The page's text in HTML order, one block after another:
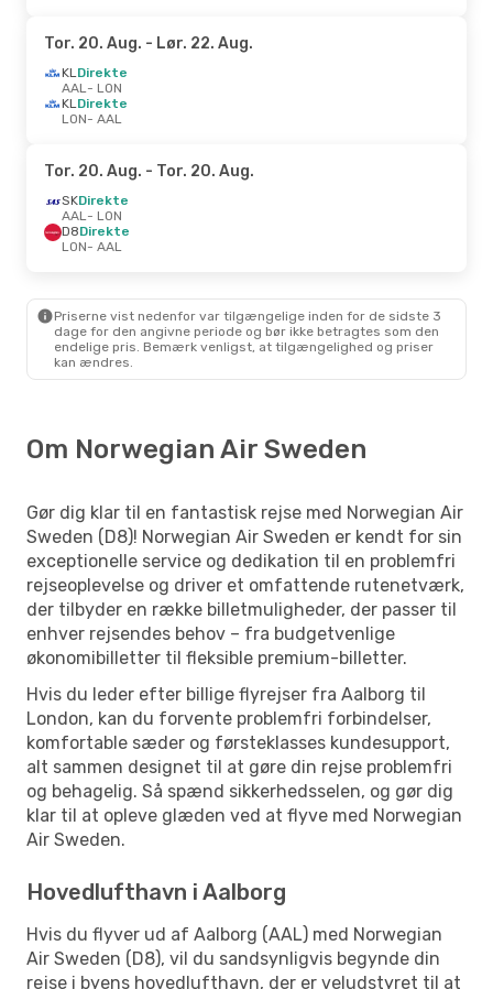
Tor. 20. Aug. - Lør. 22. Aug.
KLDirekte
AAL- LON
KLDirekte
LON- AAL
Tor. 20. Aug. - Tor. 20. Aug.
SKDirekte
AAL- LON
D8Direkte
LON- AAL
Priserne vist nedenfor var tilgængelige inden for de sidste 3
dage for den angivne periode og bør ikke betragtes som den
endelige pris. Bemærk venligst, at tilgængelighed og priser
kan ændres.
Om Norwegian Air Sweden
Gør dig klar til en fantastisk rejse med Norwegian Air
Sweden (D8)! Norwegian Air Sweden er kendt for sin
exceptionelle service og dedikation til en problemfri
rejseoplevelse og driver et omfattende rutenetværk,
der tilbyder en række billetmuligheder, der passer til
enhver rejsendes behov – fra budgetvenlige
økonomibilletter til fleksible premium-billetter.
Hvis du leder efter billige flyrejser fra Aalborg til
London, kan du forvente problemfri forbindelser,
komfortable sæder og førsteklasses kundesupport,
alt sammen designet til at gøre din rejse problemfri
og behagelig. Så spænd sikkerhedsselen, og gør dig
klar til at opleve glæden ved at flyve med Norwegian
Air Sweden.
Hovedlufthavn i Aalborg
Hvis du flyver ud af Aalborg (AAL) med Norwegian
Air Sweden (D8), vil du sandsynligvis begynde din
rejse i byens hovedlufthavn, der er veludstyret til at